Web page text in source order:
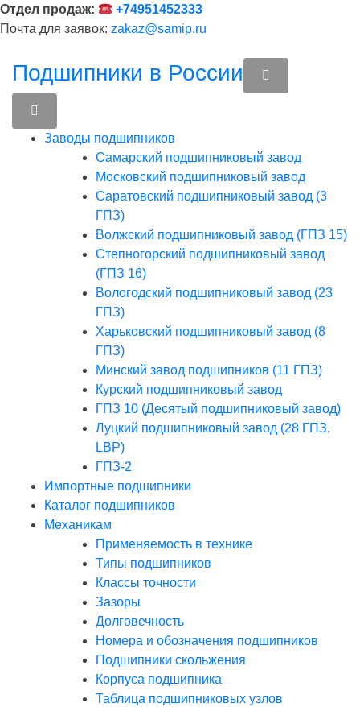
Перейти
к
Отдел продаж:
+74951452333
Почта для заявок: zakaz@samip.ru
Подшипники в России
Заводы подшипников
Cамарский подшипниковый завод
Московский подшипниковый завод
Саратовский подшипниковый завод (3
ГПЗ)
Волжский подшипниковый завод (ГПЗ 15)
Степногорский подшипниковый завод
(ГПЗ 16)
Вологодский подшипниковый завод (23
ГПЗ)
Харьковский подшипниковый завод (8
ГПЗ)
Минский завод подшипников (11 ГПЗ)
Курский подшипниковый завод
ГПЗ 10 (Десятый подшипниковый завод)
Луцкий подшипниковый завод (28 ГПЗ,
LBP)
ГПЗ-2
Импортные подшипники
Каталог подшипников
Механикам
Применяемость в технике
Типы подшипников
Классы точности
Зазоры
Долговечность
Номера и обозначения подшипников
Подшипники скольжения
Корпуса подшипника
Таблица подшипниковых узлов